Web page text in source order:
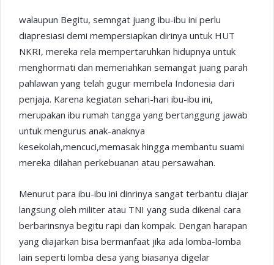
walaupun Begitu, semngat juang ibu-ibu ini perlu
diapresiasi demi mempersiapkan dirinya untuk HUT
NKRI, mereka rela mempertaruhkan hidupnya untuk
menghormati dan memeriahkan semangat juang parah
pahlawan yang telah gugur membela Indonesia dari
penjaja. Karena kegiatan sehari-hari ibu-ibu ini,
merupakan ibu rumah tangga yang bertanggung jawab
untuk mengurus anak-anaknya
kesekolah,mencuci,memasak hingga membantu suami
mereka dilahan perkebuanan atau persawahan.
Menurut para ibu-ibu ini dinrinya sangat terbantu diajar
langsung oleh militer atau TNI yang suda dikenal cara
berbarinsnya begitu rapi dan kompak. Dengan harapan
yang diajarkan bisa bermanfaat jika ada lomba-lomba
lain seperti lomba desa yang biasanya digelar